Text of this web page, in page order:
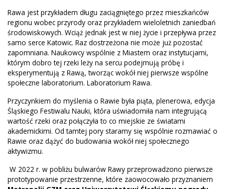
Rawa jest przykładem długu zaciągniętego przez mieszkańców
regionu wobec przyrody oraz przykładem wieloletnich zaniedbań
środowiskowych. Wciąż jednak jest w niej życie i przepływa przez
samo serce Katowic. Raz dostrzeżona nie może już pozostać
zapomniana. Naukowcy wspólnie z Miastem oraz instytucjami,
którym dobro tej rzeki leży na sercu podejmują próbę i
eksperymentują z Rawą, tworząc wokół niej pierwsze wspólne
społeczne laboratorium. Laboratorium Rawa.
Przyczynkiem do myślenia o Rawie była piąta, plenerowa, edycja
Śląskiego Festiwalu Nauki, która uświadomiła nam integrującą
wartość rzeki oraz połączyła to co miejskie ze światami
akademickimi. Od tamtej pory staramy się wspólnie rozmawiać o
Rawie oraz dążyć do budowania wokół niej społecznego
aktywizmu.
W 2022 r. w pobliżu bulwarów Rawy przeprowadzono pierwsze
prototypowanie przestrzenne, które zaowocowało przyznaniem